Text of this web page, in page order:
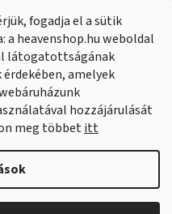
fogadja el a sütik
heavenshop.hu weboldal
látogatottságának
amelyek
hozzájárulását
meg többetitt